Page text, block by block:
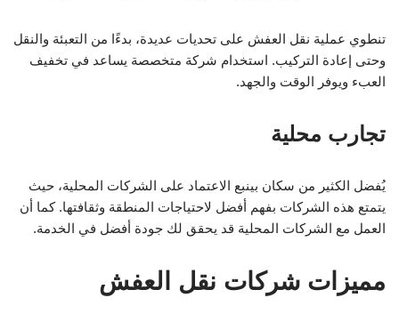
تنطوي عملية نقل العفش على تحديات عديدة، بدءًا من التعبئة والنقل
وحتى إعادة التركيب. استخدام شركة متخصصة يساعد في تخفيف
العبء ويوفر الوقت والجهد.
تجارب محلية
يُفضل الكثير من سكان بينبع الاعتماد على الشركات المحلية، حيث
يتمتع هذه الشركات بفهم أفضل لاحتياجات المنطقة وثقافتها. كما أن
العمل مع الشركات المحلية قد يحقق لك جودة أفضل في الخدمة.
مميزات شركات نقل العفش